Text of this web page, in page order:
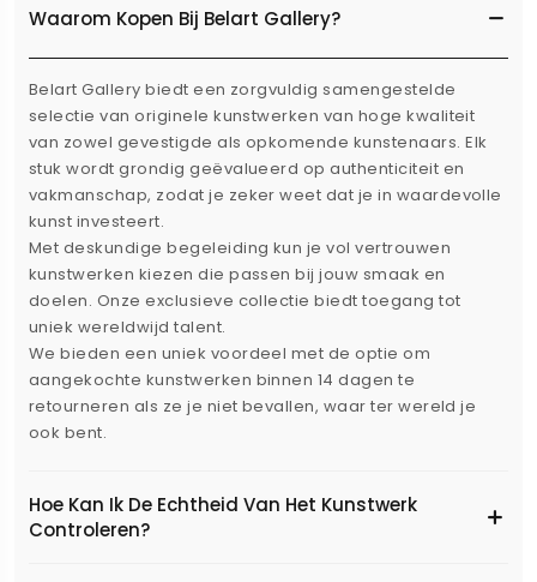
Waarom Kopen Bij Belart Gallery?
Belart Gallery biedt een zorgvuldig samengestelde
selectie van originele kunstwerken van hoge kwaliteit
van zowel gevestigde als opkomende kunstenaars. Elk
stuk wordt grondig geëvalueerd op authenticiteit en
vakmanschap, zodat je zeker weet dat je in waardevolle
kunst investeert.
Met deskundige begeleiding kun je vol vertrouwen
kunstwerken kiezen die passen bij jouw smaak en
doelen. Onze exclusieve collectie biedt toegang tot
uniek wereldwijd talent.
We bieden een uniek voordeel met de optie om
aangekochte kunstwerken binnen 14 dagen te
retourneren als ze je niet bevallen, waar ter wereld je
ook bent.
Hoe Kan Ik De Echtheid Van Het Kunstwerk
Controleren?